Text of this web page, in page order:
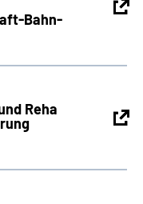
Bahn-
Reha